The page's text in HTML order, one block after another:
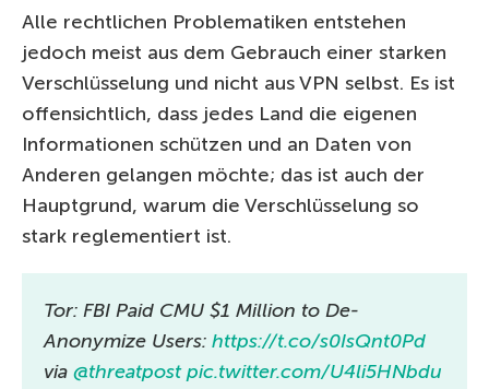
Alle rechtlichen Problematiken entstehen
jedoch meist aus dem Gebrauch einer starken
Verschlüsselung und nicht aus VPN selbst. Es ist
offensichtlich, dass jedes Land die eigenen
Informationen schützen und an Daten von
Anderen gelangen möchte; das ist auch der
Hauptgrund, warum die Verschlüsselung so
stark reglementiert ist.
Tor: FBI Paid CMU $1 Million to De-
Anonymize Users: https://t.co/s0IsQnt0Pd
via @threatpost pic.twitter.com/U4li5HNbdu